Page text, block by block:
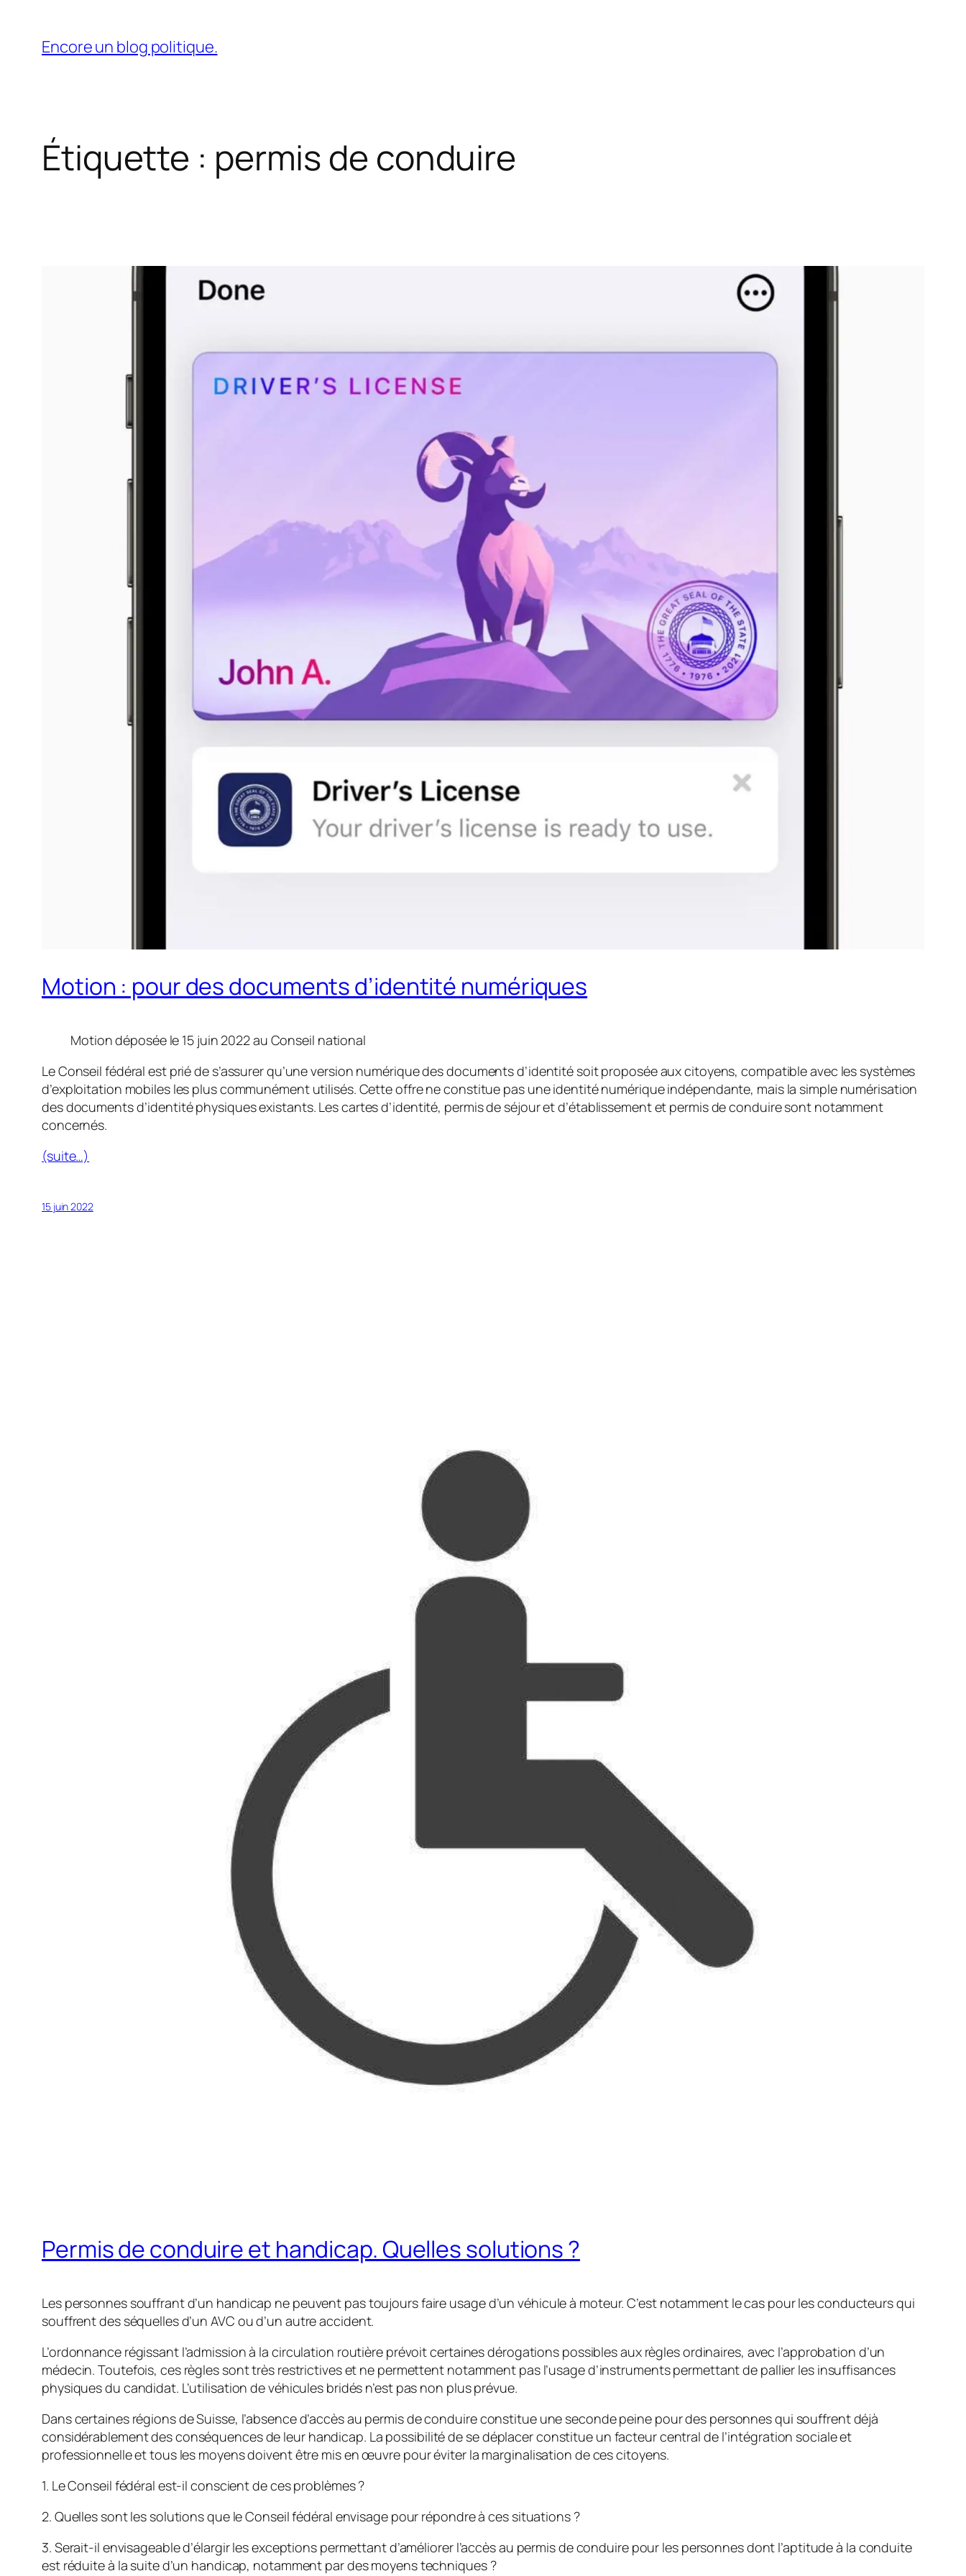
contenu
Encore un blog politique.
Étiquette : permis de conduire
Motion : pour des documents d’identité numériques
Motion déposée le 15 juin 2022 au Conseil national
Le Conseil fédéral est prié de s’assurer qu’une version numérique des documents d’identité soit proposée aux citoyens, compatible avec les systèmes
d’exploitation mobiles les plus communément utilisés. Cette offre ne constitue pas une identité numérique indépendante, mais la simple numérisation
des documents d’identité physiques existants. Les cartes d’identité, permis de séjour et d’établissement et permis de conduire sont notamment
concernés.
(suite…)
15 juin 2022
Permis de conduire et handicap. Quelles solutions ?
Les personnes souffrant d’un handicap ne peuvent pas toujours faire usage d’un véhicule à moteur. C’est notamment le cas pour les conducteurs qui
souffrent des séquelles d’un AVC ou d’un autre accident.
L’ordonnance régissant l’admission à la circulation routière prévoit certaines dérogations possibles aux règles ordinaires, avec l’approbation d’un
médecin. Toutefois, ces règles sont très restrictives et ne permettent notamment pas l’usage d’instruments permettant de pallier les insuffisances
physiques du candidat. L’utilisation de véhicules bridés n’est pas non plus prévue.
Dans certaines régions de Suisse, l’absence d’accès au permis de conduire constitue une seconde peine pour des personnes qui souffrent déjà
considérablement des conséquences de leur handicap. La possibilité de se déplacer constitue un facteur central de l’intégration sociale et
professionnelle et tous les moyens doivent être mis en œuvre pour éviter la marginalisation de ces citoyens.
1. Le Conseil fédéral est-il conscient de ces problèmes ?
2. Quelles sont les solutions que le Conseil fédéral envisage pour répondre à ces situations ?
3. Serait-il envisageable d’élargir les exceptions permettant d’améliorer l’accès au permis de conduire pour les personnes dont l’aptitude à la conduite
est réduite à la suite d’un handicap, notamment par des moyens techniques ?